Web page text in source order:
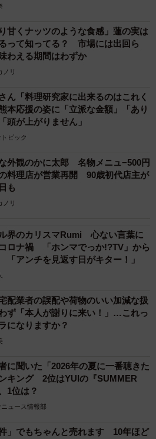
甘くナッツのような食感」蓮の実は
って知ってる？ 市場には出回ら
わえる期間はわずか
ノリ
ん「料理研究家に出来るのはこれく
本応援の姿に「立派な金額」「あり
頭が上がりません」
トピック
外観のかに太郎 名物メニュ−500円
料理店が営業再開 90歳初代店主が
も
ノリ
界のカリスマRumi 心ない言葉に
ロナ禍 「ホンマでっか!?TV」から
アンチを見返す日がキター！」
配業者の誤配や荷物のいい加減な扱
ず「本人が謝りに来い！」…これっ
になりますか？
に聞いた「2026年の夏に一番聴きた
キング 2位はYUIの『SUMMER
1位は？
ニュース情報部
件」でもちゃんと売れます 10年ほど